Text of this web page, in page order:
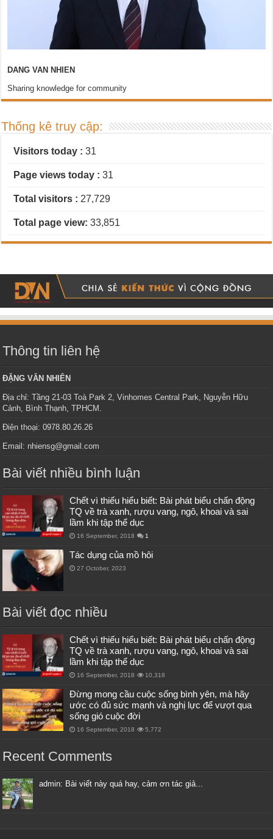
DANG VAN NHIEN
Sharing knowledge for community
Thống kê truy cập:
Visitors today :31
Page views today :31
Total visitors : 27,729
Total page view:33,851
Thông tin liên hệ
ĐẶNG VĂN NHIÊN
Địa chỉ: Tầng 21-03 Toà Park 2, Vinhomes Central Park, Nguyễn Hữu
Cảnh, Bình Thạnh, TPHCM.
Điện thoại: 0978.80.26.26
Email: nhiensg@gmail.com
Bài viết nhiều bình luận
Chết vì thiếu hiểu biết: Bài phát biểu chấn động
TQ về trà xanh, rượu vang, ngô, khoai và sai
lầm khi tập thể dục
16 September, 2018 1
Tác dụng của mồ hôi
27 October, 2023
Bài viết đọc nhiều
Chết vì thiếu hiểu biết: Bài phát biểu chấn động
TQ về trà xanh, rượu vang, ngô, khoai và sai
lầm khi tập thể dục
16 September, 2018 10,318
Đừng mong cầu cuộc sống bình yên, mà hãy
ước có đủ sức mạnh và nghị lực để vượt qua
sống gió cuộc đời
16 September, 2018 5,772
Recent Comments
admin: Bài viết này quá hay, cảm ơn tác giả...